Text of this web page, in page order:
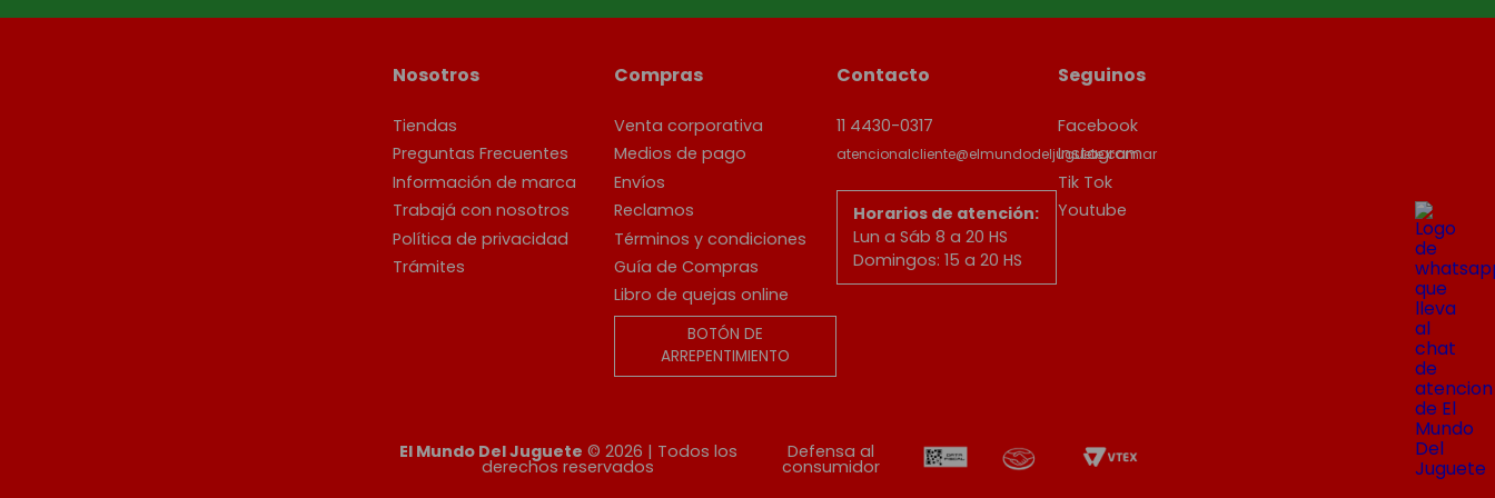
Nosotros
Tiendas
Preguntas Frecuentes
Información de marca
Trabajá con nosotros
Política de privacidad
Trámites
Compras
Venta corporativa
Medios de pago
Envíos
Reclamos
Términos y condiciones
Guía de Compras
Libro de quejas online
BOTÓN DE
ARREPENTIMIENTO
Contacto
11 4430-0317
atencionalcliente@elmundodeljuguete.com.ar
Horarios de atención:
Lun a Sáb 8 a 20 HS
Domingos: 15 a 20 HS
Seguinos
Facebook
Instagram
Tik Tok
Youtube
El Mundo Del Juguete © 2026 | Todos los
derechos reservados
Defensa al
consumidor